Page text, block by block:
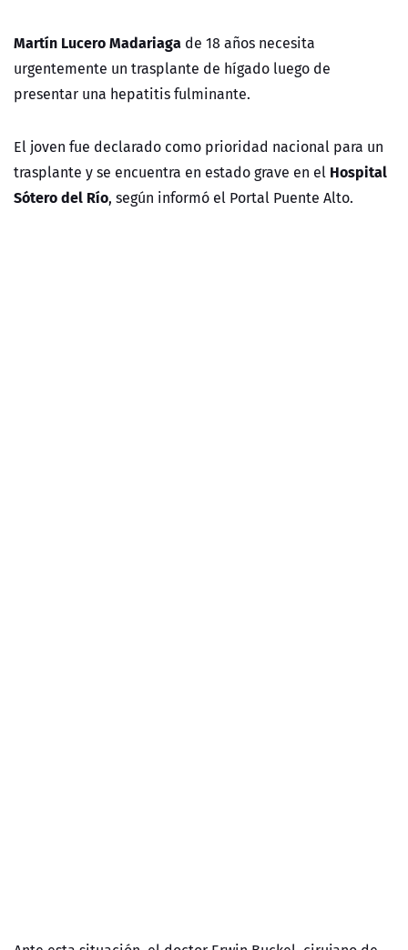
Martín Lucero Madariaga de 18 años necesita
urgentemente un trasplante de hígado luego de
presentar una hepatitis fulminante.
El joven fue declarado como prioridad nacional para un
trasplante y se encuentra en estado grave en el Hospital
Sótero del Río, según informó el Portal Puente Alto.